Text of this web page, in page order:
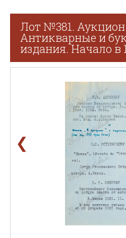
Лот №381.
Антикварные и
издания. Начало в
❮